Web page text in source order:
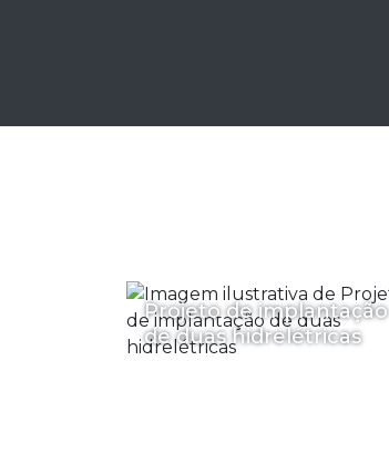
Projeto de implantação
de duas hidrelétricas